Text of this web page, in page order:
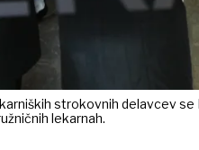
strokovnih delavcev
lekarnah.